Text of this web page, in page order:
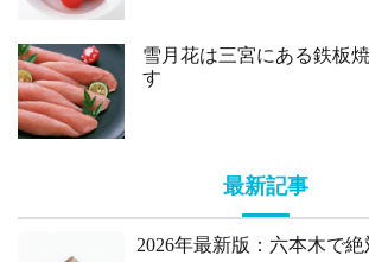
雪月花は三宮にある鉄板
す
最新記事
2026年最新版：六本木で